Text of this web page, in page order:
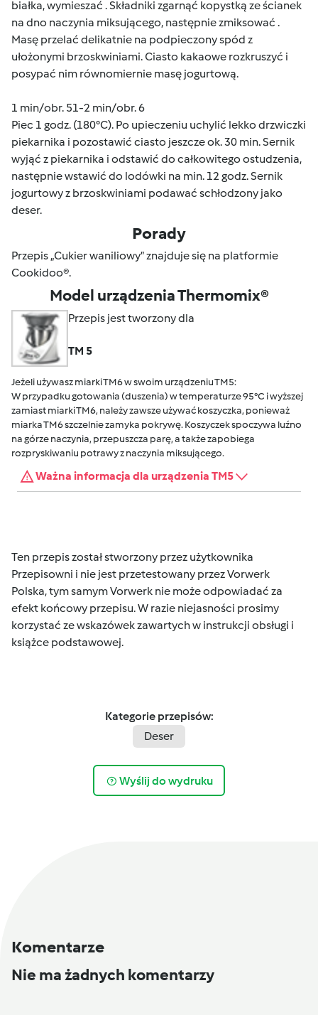
białka, wymieszać . Składniki zgarnąć kopystką ze ścianek
na dno naczynia miksującego, następnie zmiksować .
Masę przelać delikatnie na podpieczony spód z
ułożonymi brzoskwiniami. Ciasto kakaowe rozkruszyć i
posypać nim równomiernie masę jogurtową.
1 min/obr. 51-2 min/obr. 6
Piec 1 godz. (180°C). Po upieczeniu uchylić lekko drzwiczki
piekarnika i pozostawić ciasto jeszcze ok. 30 min. Sernik
wyjąć z piekarnika i odstawić do całkowitego ostudzenia,
następnie wstawić do lodówki na min. 12 godz. Sernik
jogurtowy z brzoskwiniami podawać schłodzony jako
deser.
Porady
Przepis „Cukier waniliowy” znajduje się na platformie
Cookidoo®.
Model urządzenia Thermomix®
Przepis jest tworzony dla
TM 5
Jeżeli używasz miarki TM6 w swoim urządzeniu TM5:
W przypadku gotowania (duszenia) w temperaturze 95°C i wyższej
zamiast miarki TM6, należy zawsze używać koszyczka, ponieważ
miarka TM6 szczelnie zamyka pokrywę. Koszyczek spoczywa luźno
na górze naczynia, przepuszcza parę, a także zapobiega
rozpryskiwaniu potrawy z naczynia miksującego.
Ważna informacja dla urządzenia TM5
Ten przepis został stworzony przez użytkownika
Przepisowni i nie jest przetestowany przez Vorwerk
Polska, tym samym Vorwerk nie może odpowiadać za
efekt końcowy przepisu. W razie niejasności prosimy
korzystać ze wskazówek zawartych w instrukcji obsługi i
książce podstawowej.
Kategorie przepisów:
Deser
Wyślij do wydruku
Komentarze
Nie ma żadnych komentarzy